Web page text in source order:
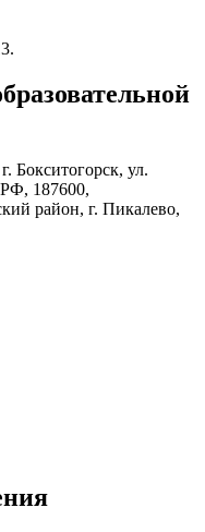
Бокситогорск, ул.
187600,
район, г. Пикалево,